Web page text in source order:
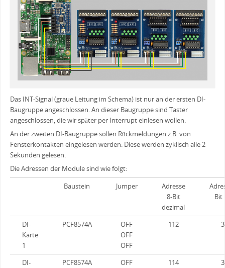
Das INT-Signal (graue Leitung im Schema) ist nur an der ersten DI-
Baugruppe angeschlossen. An dieser Baugruppe sind Taster
angeschlossen, die wir später per Interrupt einlesen wollen.
An der zweiten DI-Baugruppe sollen Rückmeldungen z.B. von
Fensterkontakten eingelesen werden. Diese werden zyklisch alle 2
Sekunden gelesen.
Die Adressen der Module sind wie folgt:
Baustein Jumper
Adresse
8-Bit
dezimal
Bit
DI-
Karte
1
PCF8574A
OFF
OFF
OFF
112
DI-
PCF8574A
OFF
114